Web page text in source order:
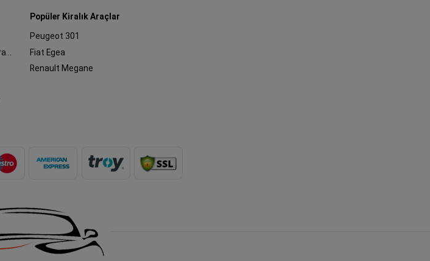
Popüler Kiralık Araçlar
Peugeot 301
Fiat Egea
Renault Megane